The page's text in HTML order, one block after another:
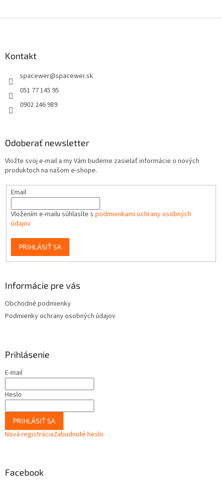
Kontakt
spacewer@spacewer.sk
051 77 145 95
0902 246 989
Odoberať newsletter
Vložte svoj e-mail a my Vám budeme zasielať informácie o nových
produktoch na našom e-shope.
Email
Vložením e-mailu súhlasíte s podmienkami ochrany osobných
údajov
PRIHLÁSIŤ SA
Informácie pre vás
Obchodné podmienky
Podmienky ochrany osobných údajov
Prihlásenie
E-mail
Heslo
PRIHLÁSIŤ SA
Nová registráciaZabudnuté heslo
Facebook